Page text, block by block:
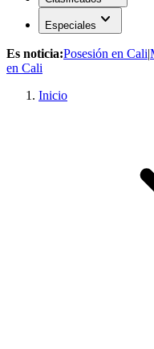
Especiales expand_more
Es noticia:Posesión en Cali|
en Cali
Inicio